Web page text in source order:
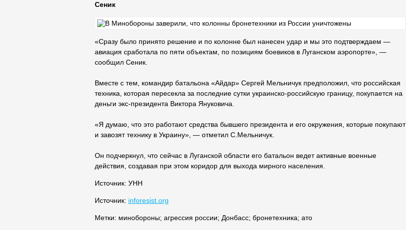
Сеник
«Сразу было принято решение и по колонне был нанесен удар и мы это подтверждаем —
авиация сработала по пяти объектам, по позициям боевиков в Луганском аэропорте», —
сообщил Сеник.
Вместе с тем, командир батальона «Айдар» Сергей Мельничук предположил, что российская
техника, которая пересекла за последние сутки украинско-российскую границу, покупается на
деньги экс-президента Виктора Януковича.
«Я думаю, что это работают средства бывшего президента и его окружения, которые покупают
и завозят технику в Украину», — отметил С.Мельничук.
Он подчеркнул, что сейчас в Луганской области его батальон ведет активные военные
действия, создавая при этом коридор для выхода мирного населения.
Источник: УНН
Источник: inforesist.org
Метки: минобороны; агрессия россии; Донбасс; бронетехника; ато